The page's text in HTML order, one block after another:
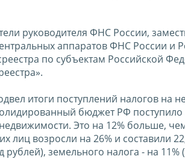
руководителя ФНС России,
аппаратов ФНС России и
по субъектам Российской
итоги поступлений налогов на
бюджет РФ
Это на 12% больше,
лиц возросли на 26% и составили
земельного налога - на 11%